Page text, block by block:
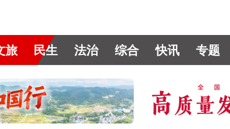
旅 民生 法治 综合 快讯 专题